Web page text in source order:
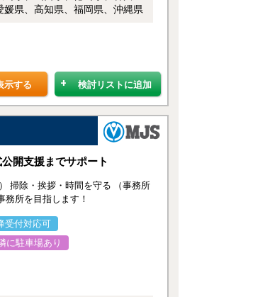
媛県、高知県、福岡県、沖縄県
検討リストに追加
示する
開支援までサポート
掃除・挨拶・時間を守る （事務所
所を目指します！
受付対応可
に駐車場あり